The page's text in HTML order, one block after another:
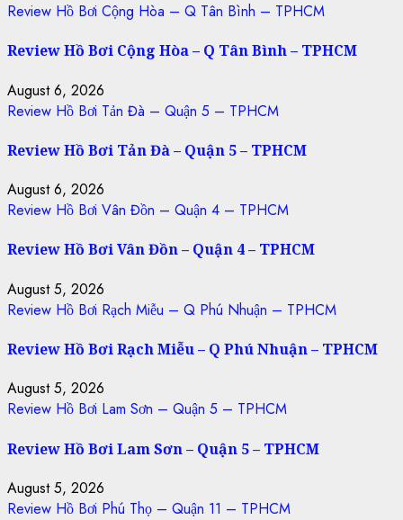
Review Hồ Bơi Cộng Hòa – Q Tân Bình – TPHCM
Review Hồ Bơi Cộng Hòa – Q Tân Bình – TPHCM
August 6, 2026
Review Hồ Bơi Tản Đà – Quận 5 – TPHCM
Review Hồ Bơi Tản Đà – Quận 5 – TPHCM
August 6, 2026
Review Hồ Bơi Vân Đồn – Quận 4 – TPHCM
Review Hồ Bơi Vân Đồn – Quận 4 – TPHCM
August 5, 2026
Review Hồ Bơi Rạch Miễu – Q Phú Nhuận – TPHCM
Review Hồ Bơi Rạch Miễu – Q Phú Nhuận – TPHCM
August 5, 2026
Review Hồ Bơi Lam Sơn – Quận 5 – TPHCM
Review Hồ Bơi Lam Sơn – Quận 5 – TPHCM
August 5, 2026
Review Hồ Bơi Phú Thọ – Quận 11 – TPHCM